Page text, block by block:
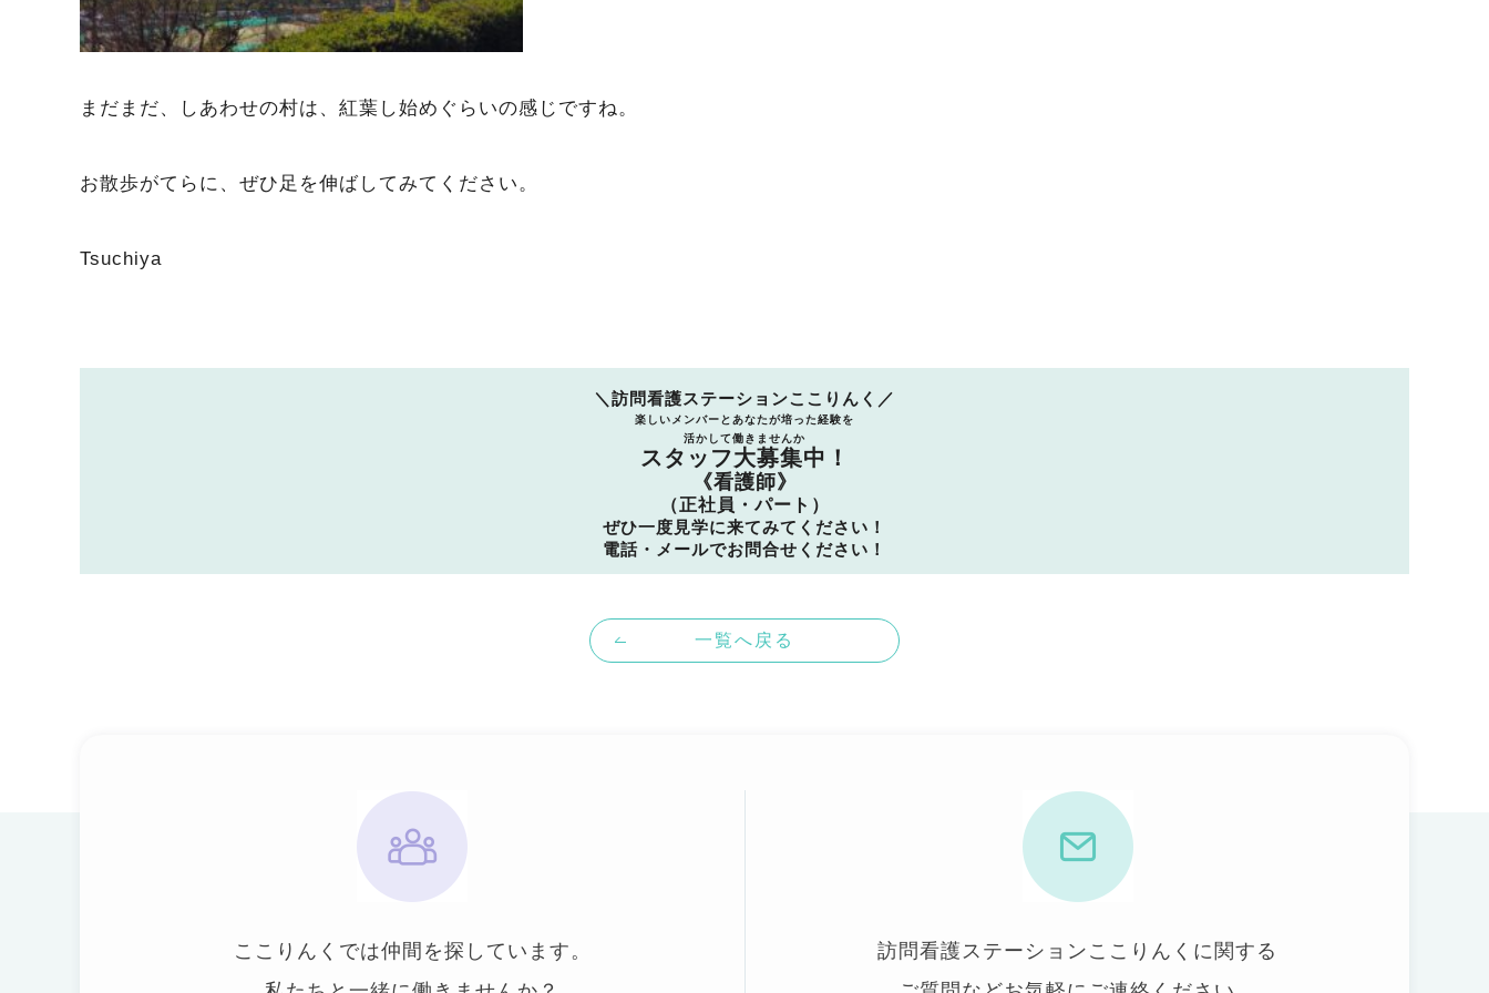
まだまだ、しあわせの村は、紅葉し始めぐらいの感じですね。
お散歩がてらに、ぜひ足を伸ばしてみてください。
Tsuchiya
＼訪問看護ステーションここりんく／
楽しいメンバーとあなたが培った経験を
活かして働きませんか
スタッフ大募集中！
《看護師》
（正社員・パート）
ぜひ一度見学に来てみてください！
電話・メールでお問合せください！
一覧へ戻る
ここりんくでは仲間を探しています。
訪問看護ステーションここりんくに関する